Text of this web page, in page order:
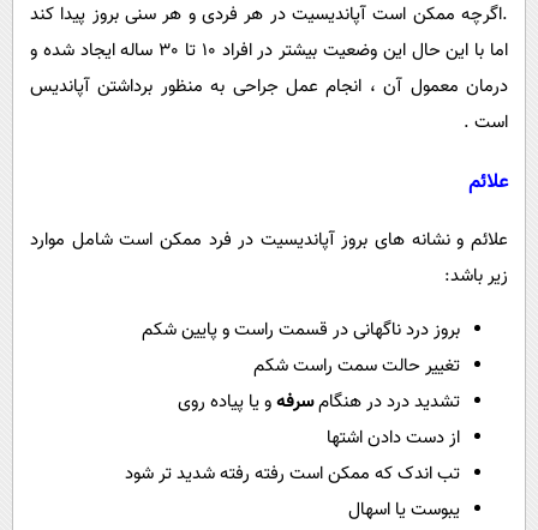
.اگرچه ممکن است آپاندیسیت در هر فردی و هر سنی بروز پیدا کند
اما با این حال این وضعیت بیشتر در افراد 10 تا 30 ساله ایجاد شده و
درمان معمول آن ، انجام عمل جراحی به منظور برداشتن آپاندیس
است .
علائم
علائم و نشانه های بروز آپاندیسیت در فرد ممکن است شامل موارد
زیر باشد:
بروز درد ناگهانی در قسمت راست و پایین شکم
تغییر حالت سمت راست شکم
تشدید درد در هنگامسرفهو یا پیاده روی
از دست دادن اشتها
تب اندک که ممکن است رفته رفته شدید تر شود
یبوست یا اسهال